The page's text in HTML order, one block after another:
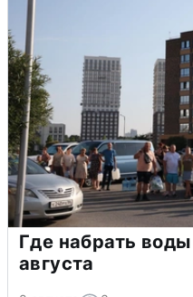
Где набрать
августа